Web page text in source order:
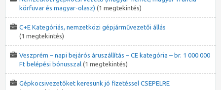
körfuvar és magyar-olasz) (1 megtekintés)
C+E Kategóriás, nemzetközi gépjárművezetői állás
(1 megtekintés)
Veszprém – napi bejárós áruszállítás – CE kategória – br. 1 000 000
Ft belépési bónusszal (1 megtekintés)
Gépkocsivezetőket keresünk jó fizetéssel CSEPELRE